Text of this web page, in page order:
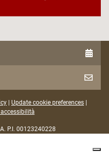
Update cookie preferences
P.I. 00123240228